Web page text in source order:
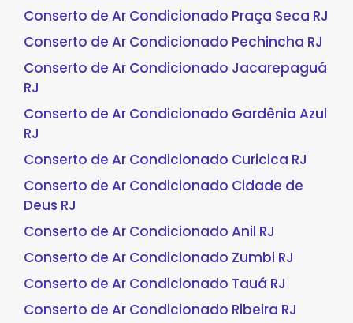
Conserto de Ar Condicionado Praça Seca RJ
Conserto de Ar Condicionado Pechincha RJ
Conserto de Ar Condicionado Jacarepaguá
RJ
Conserto de Ar Condicionado Gardênia Azul
RJ
Conserto de Ar Condicionado Curicica RJ
Conserto de Ar Condicionado Cidade de
Deus RJ
Conserto de Ar Condicionado Anil RJ
Conserto de Ar Condicionado Zumbi RJ
Conserto de Ar Condicionado Tauá RJ
Conserto de Ar Condicionado Ribeira RJ